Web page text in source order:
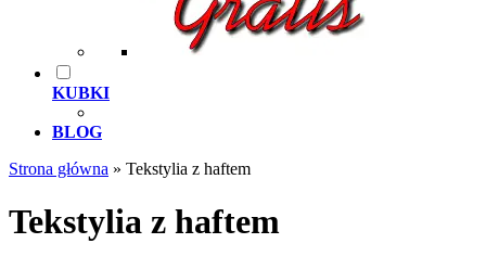
KUBKI
BLOG
Strona główna » Tekstylia z haftem
Tekstylia z haftem